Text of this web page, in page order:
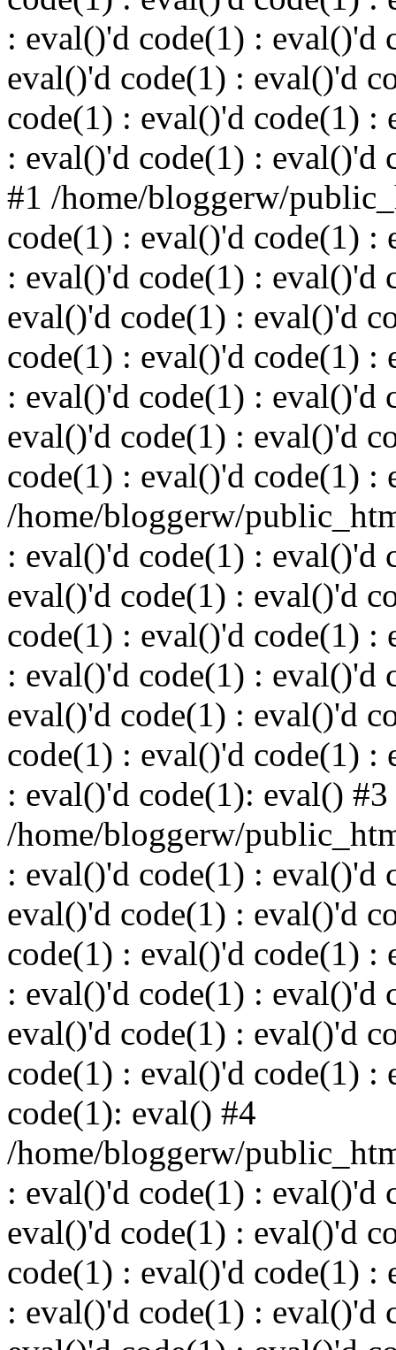
: eval()'d code(1) : eval()'d
eval()'d code(1) : eval()'d
code(1) : eval()'d code(1) :
: eval()'d code(1) : eval()'d
#1 /home/bloggerw/
code(1) : eval()'d code(1) :
: eval()'d code(1) : eval()'d
eval()'d code(1) : eval()'d
code(1) : eval()'d code(1) :
: eval()'d code(1) : eval()'d
eval()'d code(1) : eval()'d
code(1) : eval()'d code(1) :
/home/bloggerw/
: eval()'d code(1) : eval()'d
eval()'d code(1) : eval()'d
code(1) : eval()'d code(1) :
: eval()'d code(1) : eval()'d
eval()'d code(1) : eval()'d
code(1) : eval()'d code(1) :
: eval()'d code(1): eval() #3
/home/bloggerw/
: eval()'d code(1) : eval()'d
eval()'d code(1) : eval()'d
code(1) : eval()'d code(1) :
: eval()'d code(1) : eval()'d
eval()'d code(1) : eval()'d
code(1) : eval()'d code(1) :
code(1): eval() #4
/home/bloggerw/
: eval()'d code(1) : eval()'d
eval()'d code(1) : eval()'d
code(1) : eval()'d code(1) :
: eval()'d code(1) : eval()'d